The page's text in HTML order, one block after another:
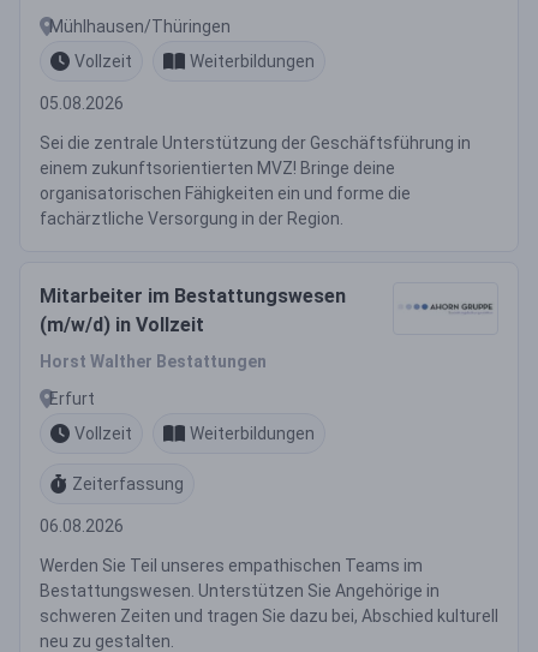
Mühlhausen/Thüringen
Vollzeit
Weiterbildungen
05.08.2026
Sei die zentrale Unterstützung der Geschäftsführung in
einem zukunftsorientierten MVZ! Bringe deine
organisatorischen Fähigkeiten ein und forme die
fachärztliche Versorgung in der Region.
Mitarbeiter im Bestattungswesen
(m/w/d) in Vollzeit
Horst Walther Bestattungen
Erfurt
Vollzeit
Weiterbildungen
Zeiterfassung
06.08.2026
Werden Sie Teil unseres empathischen Teams im
Bestattungswesen. Unterstützen Sie Angehörige in
schweren Zeiten und tragen Sie dazu bei, Abschied kulturell
neu zu gestalten.